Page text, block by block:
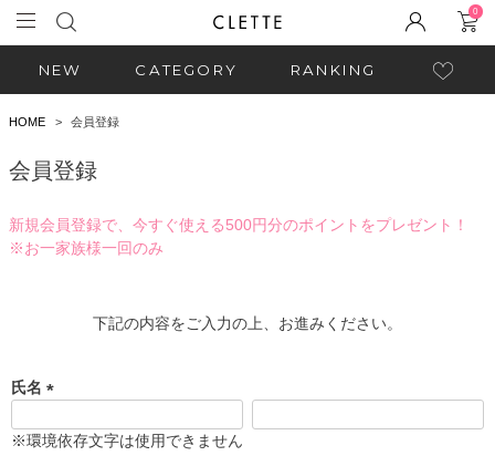
0
NEW CATEGORY RANKING
HOME 会員登録
会員登録
新規会員登録で、今すぐ使える500円分のポイントをプレゼント！
※お一家族様一回のみ
下記の内容をご入力の上、お進みください。
氏名
必
※環境依存文字は使用できません